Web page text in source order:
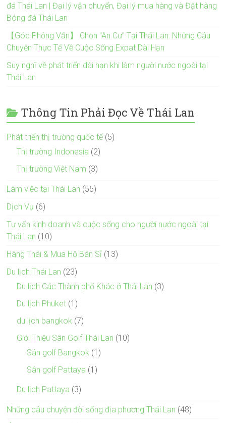
đá Thái Lan | Đại lý vận chuyển, Đại lý mua hàng và Đặt hàng
Bóng đá Thái Lan
【Góc Phỏng Vấn】 Chọn "An Cư" Tại Thái Lan: Những Câu
Chuyện Thực Tế Về Cuộc Sống Expat Dài Hạn
Suy nghĩ về phát triển dài hạn khi làm người nước ngoài tại
Thái Lan
Thông Tin Phải Đọc Về Thái Lan
Phát triển thị trường quốc tế(5)
Thị trường Indonesia (2)
Thị trường Việt Nam (3)
Làm việc tại Thái Lan (55)
Dịch Vụ (6)
Tư vấn kinh doanh và cuộc sống cho người nước ngoài tại
Thái Lan (10)
Hàng Thái & Mua Hộ Bán Sỉ (13)
Du lịch Thái Lan (23)
Du lịch Các Thành phố Khác ở Thái Lan (3)
Du lịch Phuket (1)
du lịch bangkok (7)
Giới Thiệu Sân Golf Thái Lan (10)
Sân golf Bangkok (1)
Sân golf Pattaya (1)
Du lịch Pattaya (3)
Những câu chuyện đời sống địa phương Thái Lan (48)